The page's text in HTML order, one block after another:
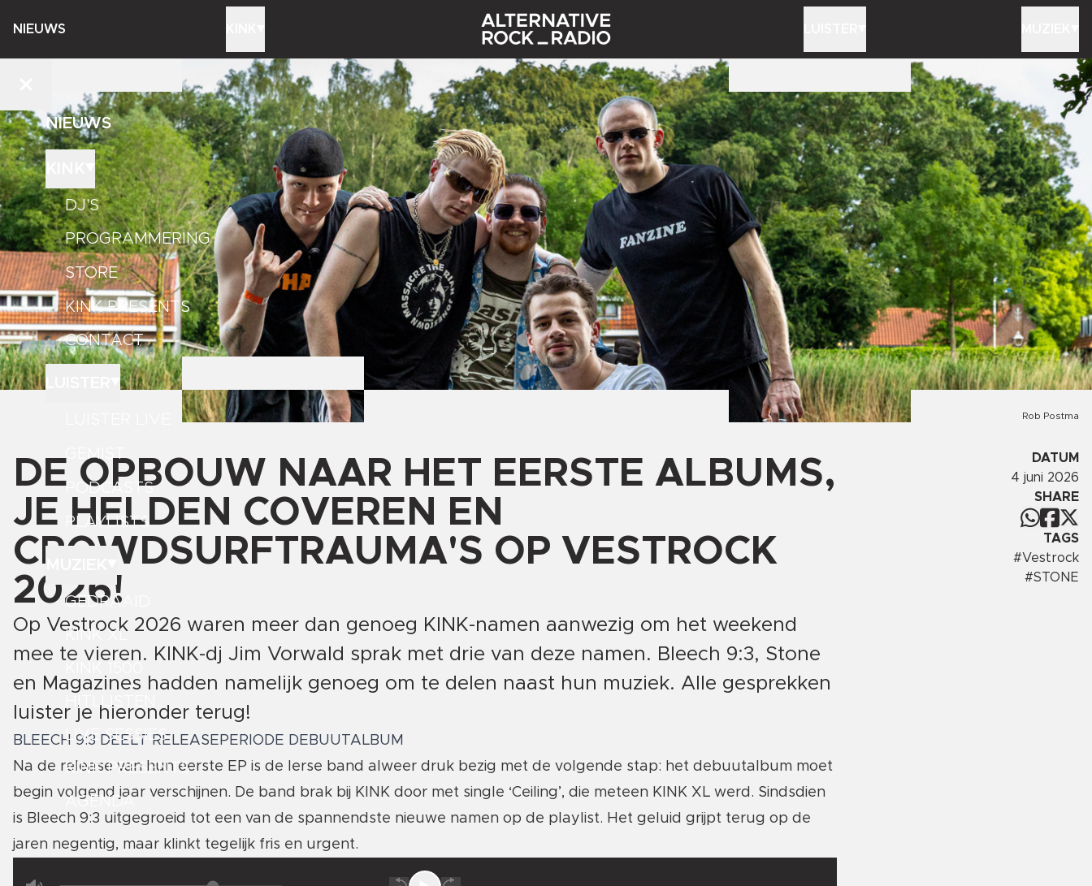
NIEUWS
NIEUWS
DJ'S
PROGRAMMERING
STORE
KINK PRESENTS
CONTACT
GEMIST
PODCASTS
PLAYLISTS
GEDRAAID
KINK XL
HITLIJSTEN
LIVE SESSIES
KINK PRESENTS
AGENDA
Rob Postma
DE OPBOUW NAAR HET EERSTE ALBUMS,
JE HELDEN COVEREN EN
CROWDSURFTRAUMA'S OP VESTROCK
2026!
Op Vestrock 2026 waren meer dan genoeg KINK-namen aanwezig om het weekend
mee te vieren. KINK-dj Jim Vorwald sprak met drie van deze namen. Bleech 9:3, Stone
en Magazines hadden namelijk genoeg om te delen naast hun muziek. Alle gesprekken
luister je hieronder terug!
BLEECH 9:3 DEELT RELEASEPERIODE DEBUUTALBUM
Na de release van hun eerste EP is de Ierse band alweer druk bezig met de volgende stap: het debuutalbum moet
begin volgend jaar verschijnen. De band brak bij KINK door met single ‘Ceiling’, die meteen KINK XL werd. Sindsdien
is Bleech 9:3 uitgegroeid tot een van de spannendste nieuwe namen op de playlist. Het geluid grijpt terug op de
jaren negentig, maar klinkt tegelijk fris en urgent.
DATUM
4 juni 2026
SHARE
TAGS
#Vestrock
#STONE